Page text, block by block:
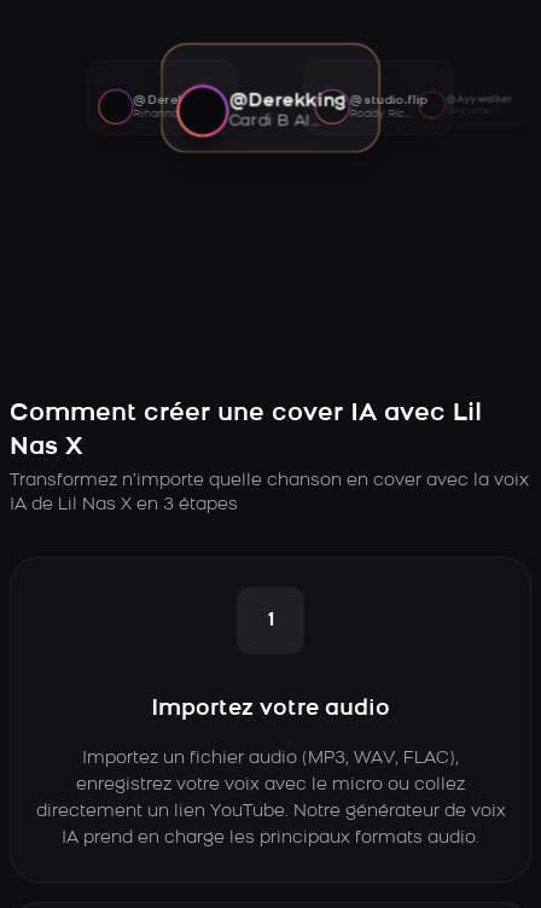
@Derekking
Cardi B AI voice
@studio.flip
Roddy Ricch AI voice
@Ayywalker
@Derekking
Rihanna AI voice
Comment créer une cover IA avec Lil
Nas X
Transformez n’importe quelle chanson en cover avec la voix
IA de Lil Nas X en 3 étapes
1
Importez votre audio
Importez un fichier audio (MP3, WAV, FLAC),
enregistrez votre voix avec le micro ou collez
directement un lien YouTube. Notre générateur de voix
IA prend en charge les principaux formats audio.